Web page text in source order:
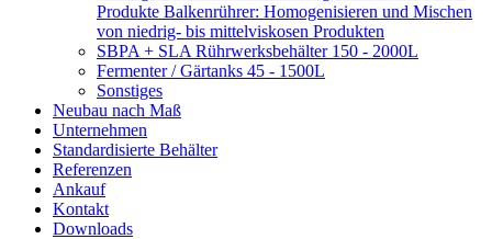
Produkte Balkenrührer: Homogenisieren und Mischen
von niedrig- bis mittelviskosen Produkten
SBPA + SLA Rührwerksbehälter 150 - 2000L
Fermenter / Gärtanks 45 - 1500L
Sonstiges
Neubau nach Maß
Unternehmen
Standardisierte Behälter
Referenzen
Ankauf
Kontakt
Downloads